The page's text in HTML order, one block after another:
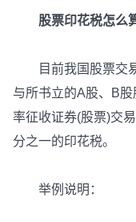
股票印花税怎么
目前我国股票交易
与所书立的A股、B
率征收证券(股票)交
分之一的印花税。
举例说明：